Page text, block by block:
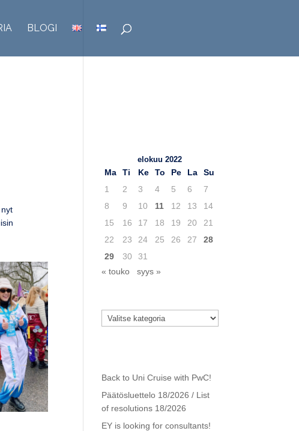
BLOGI
elokuu 2022
Ma Ti Ke To Pe La
Su
1
2 3 4 5 6
7
8
9 10 11 12 13
14
15
16 17 18 19 20
21
22
23 24 25 26 27
28
29
30
31
« touko
syys »
Kategoriat
Back to Uni Cruise with PwC!
Päätösluettelo 18/2026 / List
of resolutions 18/2026
EY is looking for consultants!